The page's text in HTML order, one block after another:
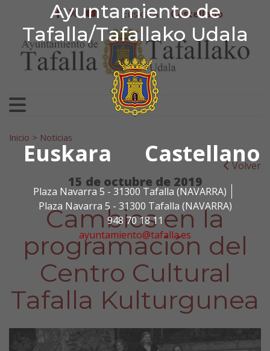
Ayuntamiento de
Tafalla/Tafallako Udala
Euskara Castellano
Plaza Navarra 5 - 31300 Tafalla (NAVARRA)
Plaza Navarra 5 - 31300 Tafalla (NAVARRA)
948 70 18 11
ayuntamiento@tafalla.es
Ir al contenido
Ayuntamiento de
facebook
twitter
youtube
Euskera Castellano
Search for:
Inicio > Noticias
Volver
15 de octubre de 2019
Cambios en la
programación del
Centro Cultural
Tafalla Kulturgunea